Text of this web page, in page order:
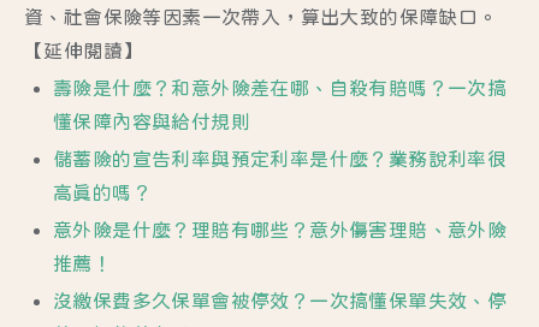
資、社會保險等因素一次帶入，算出大致的保障缺口。
【延伸閱讀】
壽險是什麼？和意外險差在哪、自殺有賠嗎？一次搞
懂保障內容與給付規則
儲蓄險的宣告利率與預定利率是什麼？業務說利率很
高真的嗎？
意外險是什麼？理賠有哪些？意外傷害理賠、意外險
推薦！
沒繳保費多久保單會被停效？一次搞懂保單失效、停